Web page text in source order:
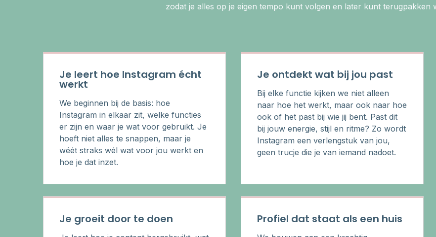
zodat je alles op je eigen tempo kunt volgen en later kunt terugpakken
Je leert hoe Instagram écht
werkt
We beginnen bij de basis: hoe
Instagram in elkaar zit, welke functies
er zijn en waar je wat voor gebruikt. Je
hoeft niet alles te snappen, maar je
wéét straks wél wat voor jou werkt en
hoe je dat inzet.
Je ontdekt wat bij jou past
Bij elke functie kijken we niet alleen
naar hoe het werkt, maar ook naar hoe
ook of het past bij wie jij bent. Past dit
bij jouw energie, stijl en ritme? Zo wordt
Instagram een verlengstuk van jou,
geen trucje die je van iemand nadoet.
Je groeit door te doen Profiel dat staat als een huis